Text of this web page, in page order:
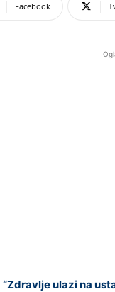
Facebook
“Zdravlje ulazi na